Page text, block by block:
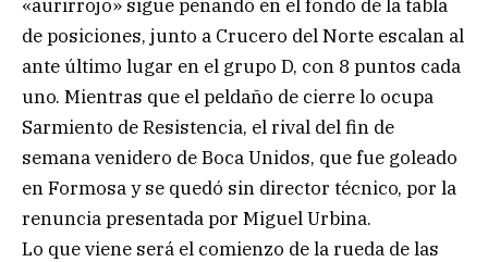
«aurirrojo» sigue penando en el fondo de la tabla
de posiciones, junto a Crucero del Norte escalan al
ante último lugar en el grupo D, con 8 puntos cada
uno. Mientras que el peldaño de cierre lo ocupa
Sarmiento de Resistencia, el rival del fin de
semana venidero de Boca Unidos, que fue goleado
en Formosa y se quedó sin director técnico, por la
renuncia presentada por Miguel Urbina.
Lo que viene será el comienzo de la rueda de las